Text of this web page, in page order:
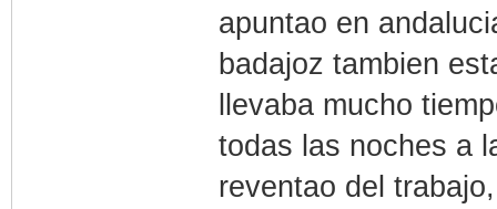
apuntao en
badajoz tambien
llevaba mucho
todas las noches a
reventao del